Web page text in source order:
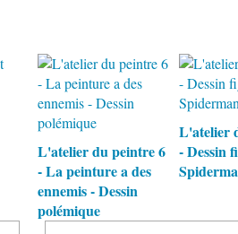
L'atelier du peintre 6
- La peinture a des
ennemis - Dessin
polémique
L'atelier
- Dessin